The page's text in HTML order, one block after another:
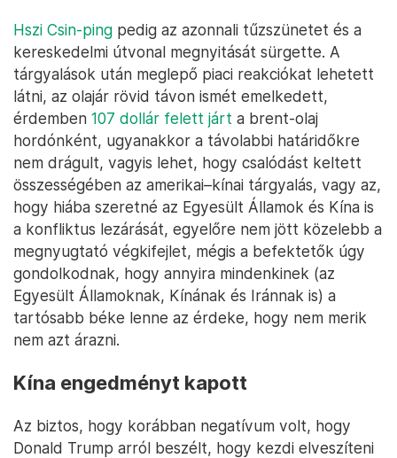
Hszi Csin-ping pedig az azonnali tűzszünetet és a
kereskedelmi útvonal megnyitását sürgette. A
tárgyalások után meglepő piaci reakciókat lehetett
látni, az olajár rövid távon ismét emelkedett,
érdemben 107 dollár felett járt a brent-olaj
hordónként, ugyanakkor a távolabbi határidőkre
nem drágult, vagyis lehet, hogy csalódást keltett
összességében az amerikai–kínai tárgyalás, vagy az,
hogy hiába szeretné az Egyesült Államok és Kína is
a konfliktus lezárását, egyelőre nem jött közelebb a
megnyugtató végkifejlet, mégis a befektetők úgy
gondolkodnak, hogy annyira mindenkinek (az
Egyesült Államoknak, Kínának és Iránnak is) a
tartósabb béke lenne az érdeke, hogy nem merik
nem azt árazni.
Kína engedményt kapott
Az biztos, hogy korábban negatívum volt, hogy
Donald Trump arról beszélt, hogy kezdi elveszíteni